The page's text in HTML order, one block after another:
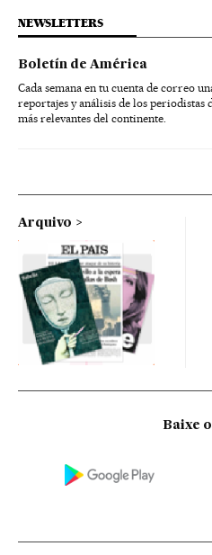
NEWSLETTERS
Boletín de América
Cada semana en tu cuenta de correo
reportajes y análisis de los periodistas
más relevantes del continente.
Arquivo
Baixe